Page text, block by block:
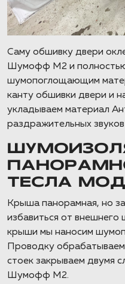
Саму обшивку двери
Шумофф М2 и
шумопоглощающим
канту обшивки двери и
укладываем материал
раздражительных
ТЕСЛА
Крыша панорамная, но
избавиться от
крыши мы наносим
Проводку
стоек закрываем двумя
Шумофф М2.